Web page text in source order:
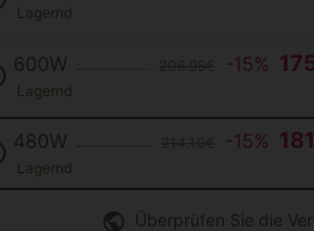
Lagernd
600W -15%
Lagernd
480W -15%
Lagernd
Überprüfen Sie die